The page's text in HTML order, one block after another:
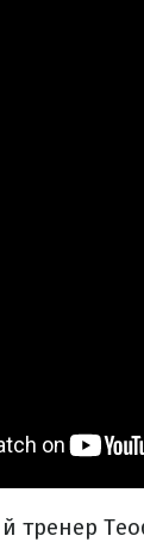
тренер